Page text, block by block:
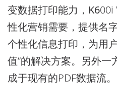
变数据打印能力， K600i
性化营销需要，提供名
个性化信息打印，为用
值”的解决方案。另外一
成于现有的PDF数据流。